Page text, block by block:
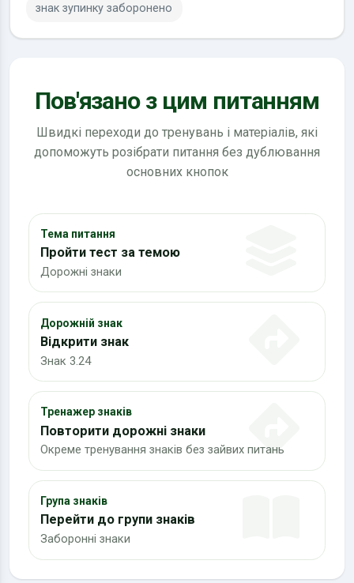
знак зупинку заборонено
Пов'язано з цим питанням
Швидкі переходи до тренувань і матеріалів, які
допоможуть розібрати питання без дублювання
основних кнопок
Тема питання
Пройти тест за темою
Дорожні знаки
Дорожній знак
Відкрити знак
Знак 3.24
Тренажер знаків
Повторити дорожні знаки
Окреме тренування знаків без зайвих питань
Група знаків
Перейти до групи знаків
Заборонні знаки